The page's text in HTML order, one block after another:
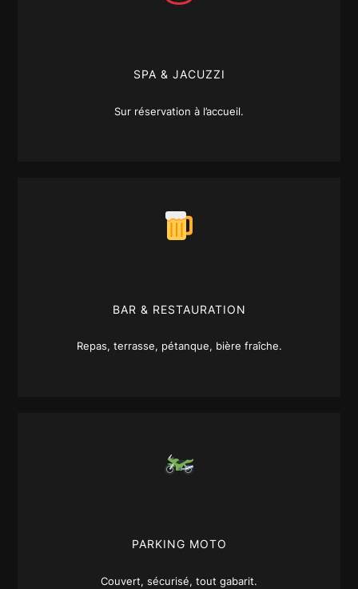
SPA & JACUZZI
Sur réservation à l’accueil.
BAR & RESTAURATION
Repas, terrasse, pétanque, bière fraîche.
PARKING MOTO
Couvert, sécurisé, tout gabarit.